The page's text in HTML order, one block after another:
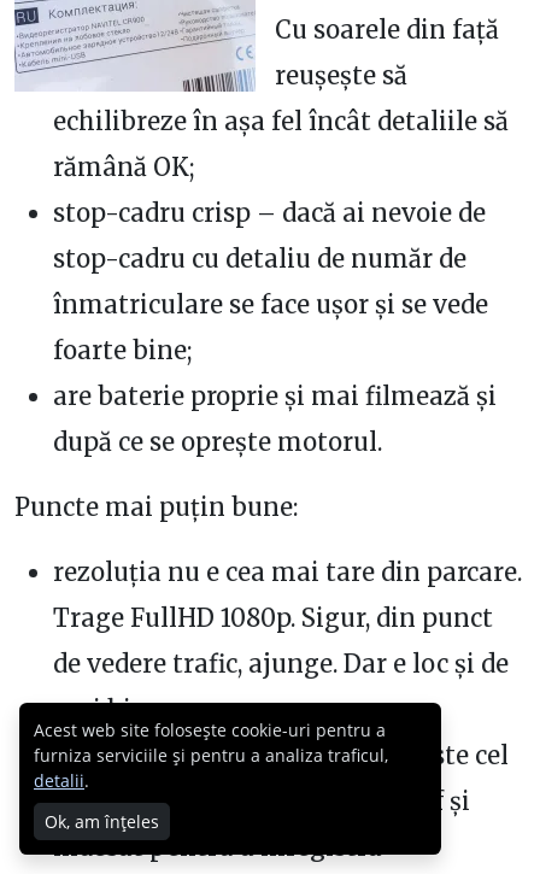
Cu soarele din față
reușește să
echilibreze în așa fel încât detaliile să
rămână OK;
stop-cadru crisp – dacă ai nevoie de
stop-cadru cu detaliu de număr de
înmatriculare se face ușor și se vede
foarte bine;
are baterie proprie și mai filmează și
după ce se oprește motorul.
Puncte mai puțin bune:
rezoluția nu e cea mai tare din parcare.
Trage FullHD 1080p. Sigur, din punct
de vedere trafic, ajunge. Dar e loc și de
mai bine;
sunetul pe care îl captează nu este cel
mai cristalin. Dar ajunge cu vârf și
îndesat pentru a înregistra
Acest web site folosește cookie-uri pentru a
furniza serviciile și pentru a analiza traficul,
detalii.
Ok, am înțeles